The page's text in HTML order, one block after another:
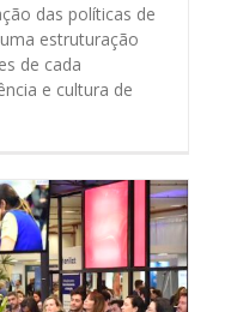
das políticas de
estruturação
de cada
e cultura de